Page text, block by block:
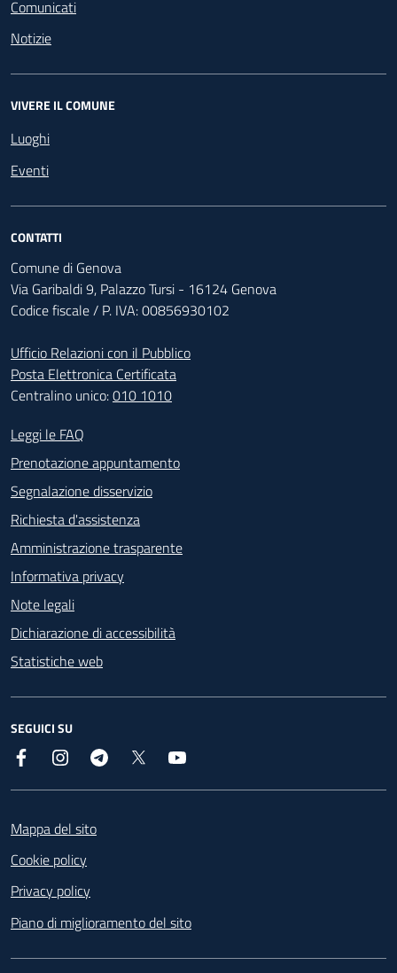
Comunicati
Notizie
VIVERE IL COMUNE
Luoghi
Eventi
CONTATTI
Comune di Genova
Via Garibaldi 9, Palazzo Tursi - 16124 Genova
Codice fiscale / P. IVA: 00856930102
Ufficio Relazioni con il Pubblico
Posta Elettronica Certificata
Centralino unico:010 1010
Footer - Contatti
Leggi le FAQ
Prenotazione appuntamento
Segnalazione disservizio
Richiesta d'assistenza
Amministrazione trasparente
Informativa privacy
Note legali
Dichiarazione di accessibilità
Statistiche web
SEGUICI SU
Facebook InstagramTelegram
Mappa del sito
Cookie policy
Privacy policy
Piano di miglioramento del sito